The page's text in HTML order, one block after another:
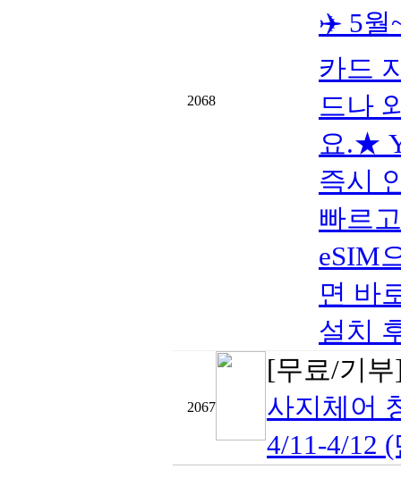
2068
✈️ 5월
카드
드나
요.★
즉시
빠르
eSIM
면 바
설치
2067
[무료/기
사지체어
4/11-4/12